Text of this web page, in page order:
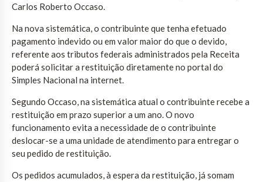
Carlos Roberto Occaso.
Na nova sistemática, o contribuinte que tenha efetuado
pagamento indevido ou em valor maior do que o devido,
referente aos tributos federais administrados pela Receita
poderá solicitar a restituição diretamente no portal do
Simples Nacional na internet.
Segundo Occaso, na sistemática atual o contribuinte recebe a
restituição em prazo superior a um ano. O novo
funcionamento evita a necessidade de o contribuinte
deslocar-se a uma unidade de atendimento para entregar o
seu pedido de restituição.
Os pedidos acumulados, à espera da restituição, já somam